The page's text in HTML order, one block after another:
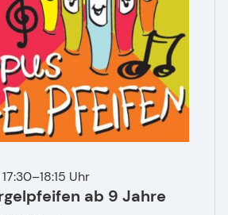
Uhr
ab 9 Jahre